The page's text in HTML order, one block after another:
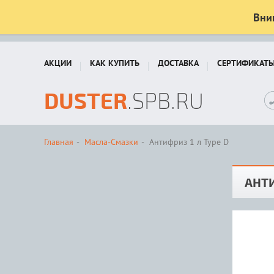
АКЦИИ КАК КУПИТЬ ДОСТАВКА
DUSTER.SPB.RU
Главная Масла-Смазки Антифриз 1 л Type D